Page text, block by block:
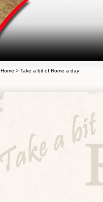
Home > Take a bit of Rome a day